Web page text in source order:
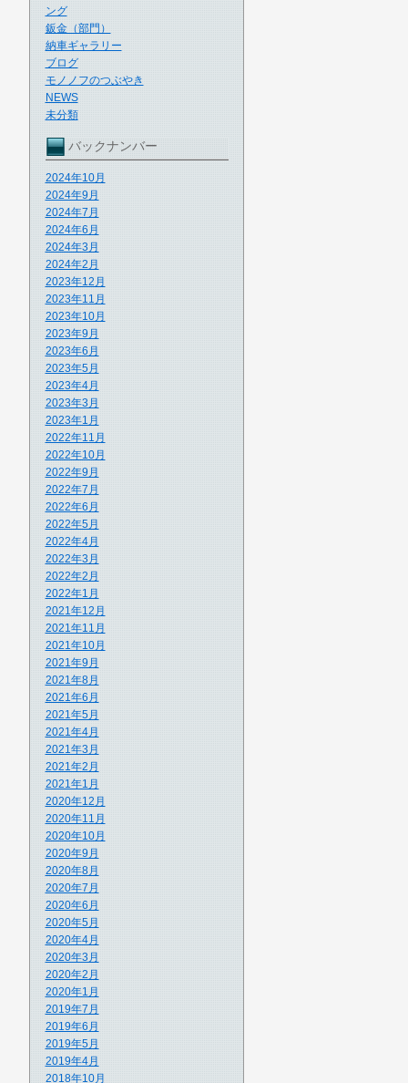
ング
鈑金（部門）
納車ギャラリー
ブログ
モノノフのつぶやき
NEWS
未分類
バックナンバー
2024年10月
2024年9月
2024年7月
2024年6月
2024年3月
2024年2月
2023年12月
2023年11月
2023年10月
2023年9月
2023年6月
2023年5月
2023年4月
2023年3月
2023年1月
2022年11月
2022年10月
2022年9月
2022年7月
2022年6月
2022年5月
2022年4月
2022年3月
2022年2月
2022年1月
2021年12月
2021年11月
2021年10月
2021年9月
2021年8月
2021年6月
2021年5月
2021年4月
2021年3月
2021年2月
2021年1月
2020年12月
2020年11月
2020年10月
2020年9月
2020年8月
2020年7月
2020年6月
2020年5月
2020年4月
2020年3月
2020年2月
2020年1月
2019年7月
2019年6月
2019年5月
2019年4月
2018年10月